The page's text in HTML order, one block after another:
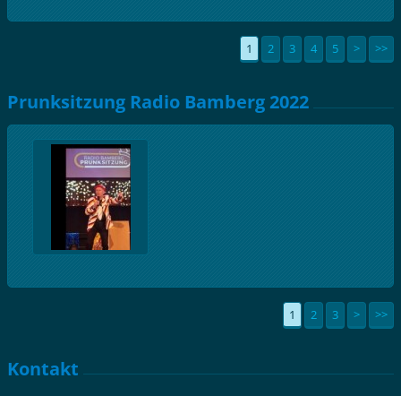
1 2 3 4 5 > >>
Prunksitzung Radio Bamberg 2022
1 2 3 > >>
Kontakt